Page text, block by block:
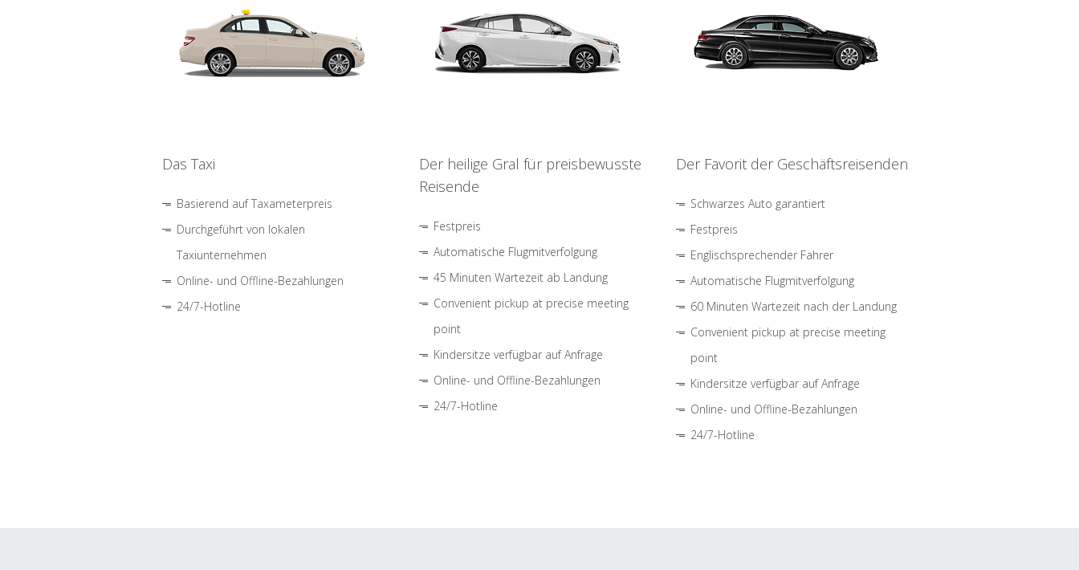
Das Taxi
Basierend auf Taxameterpreis
Durchgeführt von lokalen
Taxiunternehmen
Online- und Offline-Bezahlungen
24/7-Hotline
Der heilige Gral für preisbewusste
Reisende
Festpreis
Automatische Flugmitverfolgung
45 Minuten Wartezeit ab Landung
Convenient pickup at precise meeting
point
Kindersitze verfügbar auf Anfrage
Online- und Offline-Bezahlungen
24/7-Hotline
Der Favorit der Geschäftsreisenden
Schwarzes Auto garantiert
Festpreis
Englischsprechender Fahrer
Automatische Flugmitverfolgung
60 Minuten Wartezeit nach der Landung
Convenient pickup at precise meeting
point
Kindersitze verfügbar auf Anfrage
Online- und Offline-Bezahlungen
24/7-Hotline